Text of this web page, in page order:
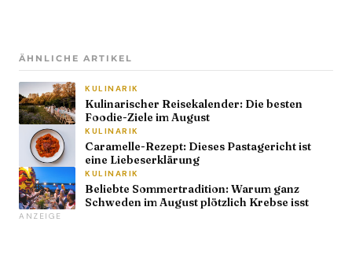
ÄHNLICHE ARTIKEL
KULINARIK
Kulinarischer Reisekalender: Die besten
Foodie-Ziele im August
KULINARIK
Caramelle-Rezept: Dieses Pastagericht ist
eine Liebeserklärung
KULINARIK
Beliebte Sommertradition: Warum ganz
Schweden im August plötzlich Krebse isst
ANZEIGE